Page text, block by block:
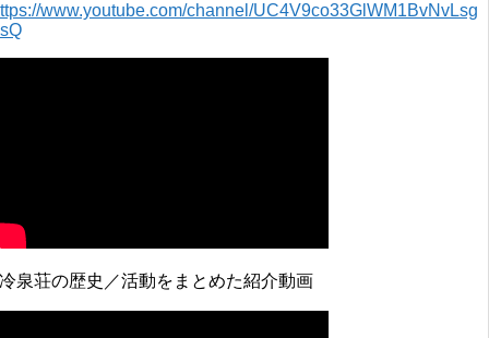
www.youtube.com/channel/UC4V9co33GlWM1BvNvLsg
泉荘の歴史／活動をまとめた紹介動画